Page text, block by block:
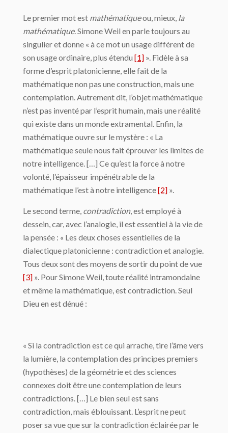
Le premier mot est mathématiqueou, mieux, la
mathématique. Simone Weil en parle toujours au
singulier et donne « à ce mot un usage différent de
son usage ordinaire, plus étendu [1] ». Fidèle à sa
forme d’esprit platonicienne, elle fait de la
mathématique non pas une construction, mais une
contemplation. Autrement dit, l’objet mathématique
n’est pas inventé par l’esprit humain, mais une réalité
qui existe dans un monde extramental. Enfin, la
mathématique ouvre sur le mystère : « La
mathématique seule nous fait éprouver les limites de
notre intelligence. […] Ce qu’est la force à notre
volonté, l’épaisseur impénétrable de la
mathématique l’est à notre intelligence[2] ».
Le second terme, contradiction, est employé à
dessein, car, avec l’analogie, il est essentiel à la vie de
la pensée : « Les deux choses essentielles de la
dialectique platonicienne : contradiction et analogie.
Tous deux sont des moyens de sortir du point de vue
[3] ». Pour Simone Weil, toute réalité intramondaine
et même la mathématique, est contradiction. Seul
Dieu en est dénué :
« Si la contradiction est ce qui arrache, tire l’âme vers
la lumière, la contemplation des principes premiers
(hypothèses) de la géométrie et des sciences
connexes doit être une contemplation de leurs
contradictions. […] Le bien seul est sans
contradiction, mais éblouissant. L’esprit ne peut
poser sa vue que sur la contradiction éclairée par le